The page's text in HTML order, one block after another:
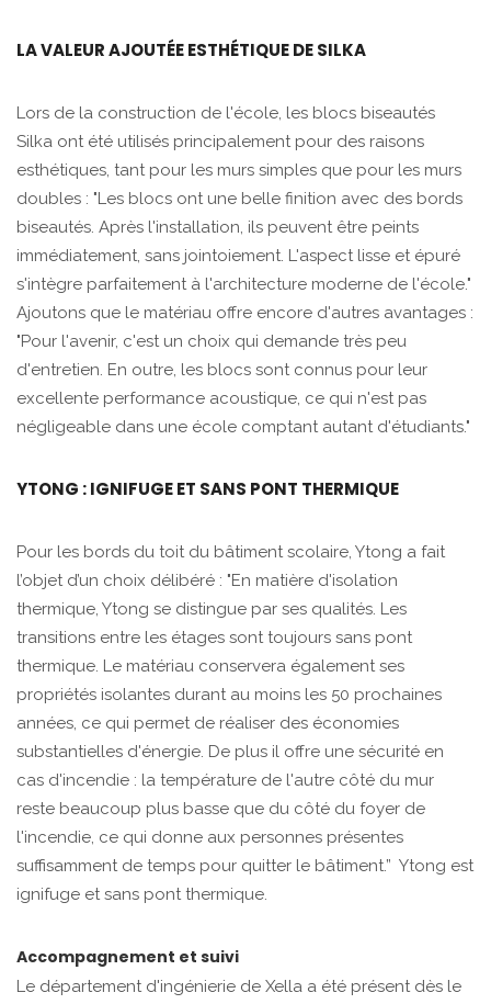
LA VALEUR AJOUTÉE ESTHÉTIQUE DE SILKA
Lors de la construction de l'école, les blocs biseautés
Silka ont été utilisés principalement pour des raisons
esthétiques, tant pour les murs simples que pour les murs
doubles : "Les blocs ont une belle finition avec des bords
biseautés. Après l'installation, ils peuvent être peints
immédiatement, sans jointoiement. L'aspect lisse et épuré
s'intègre parfaitement à l'architecture moderne de l'école."
Ajoutons que le matériau offre encore d'autres avantages :
"Pour l'avenir, c'est un choix qui demande très peu
d'entretien. En outre, les blocs sont connus pour leur
excellente performance acoustique, ce qui n'est pas
négligeable dans une école comptant autant d'étudiants."
YTONG : IGNIFUGE ET SANS PONT THERMIQUE
Pour les bords du toit du bâtiment scolaire, Ytong a fait
l’objet d’un choix délibéré : "En matière d'isolation
thermique, Ytong se distingue par ses qualités. Les
transitions entre les étages sont toujours sans pont
thermique. Le matériau conservera également ses
propriétés isolantes durant au moins les 50 prochaines
années, ce qui permet de réaliser des économies
substantielles d'énergie. De plus il offre une sécurité en
cas d'incendie : la température de l'autre côté du mur
reste beaucoup plus basse que du côté du foyer de
l'incendie, ce qui donne aux personnes présentes
suffisamment de temps pour quitter le bâtiment.” Ytong est
ignifuge et sans pont thermique.
Accompagnement et suivi
Le département d'ingénierie de Xella a été présent dès le